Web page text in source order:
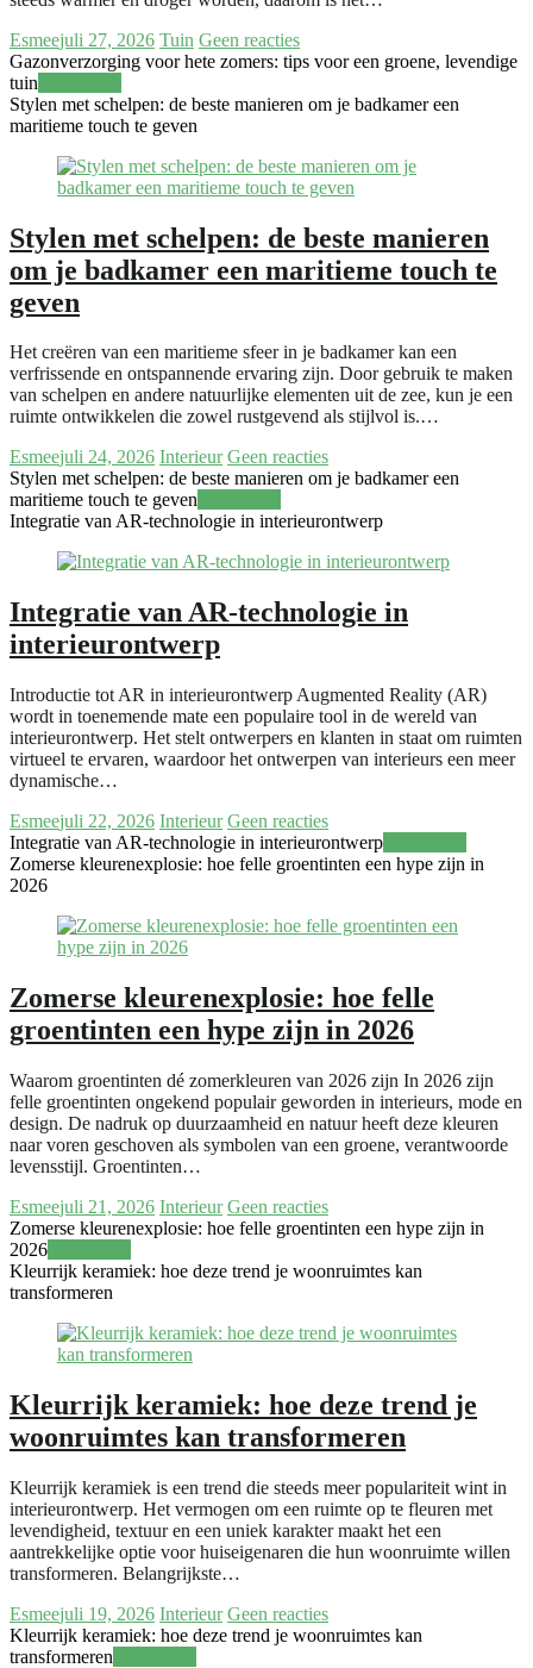
Esmeejuli 27, 2026 Tuin Geen reacties
Gazonverzorging voor hete zomers: tips voor een groene, levendige
tuin
Stylen met schelpen: de beste manieren om je badkamer een
maritieme touch te geven
Stylen met schelpen: de beste manieren
om je badkamer een maritieme touch te
geven
Het creëren van een maritieme sfeer in je badkamer kan een
verfrissende en ontspannende ervaring zijn. Door gebruik te maken
van schelpen en andere natuurlijke elementen uit de zee, kun je een
ruimte ontwikkelen die zowel rustgevend als stijlvol is.…
Esmeejuli 24, 2026 Interieur Geen reacties
Stylen met schelpen: de beste manieren om je badkamer een
maritieme touch te geven
Integratie van AR-technologie in interieurontwerp
Integratie van AR-technologie in
interieurontwerp
Introductie tot AR in interieurontwerp Augmented Reality (AR)
wordt in toenemende mate een populaire tool in de wereld van
interieurontwerp. Het stelt ontwerpers en klanten in staat om ruimten
virtueel te ervaren, waardoor het ontwerpen van interieurs een meer
dynamische…
Esmeejuli 22, 2026 Interieur Geen reacties
Integratie van AR-technologie in interieurontwerp
Zomerse kleurenexplosie: hoe felle groentinten een hype zijn in
2026
Zomerse kleurenexplosie: hoe felle
groentinten een hype zijn in 2026
Waarom groentinten dé zomerkleuren van 2026 zijn In 2026 zijn
felle groentinten ongekend populair geworden in interieurs, mode en
design. De nadruk op duurzaamheid en natuur heeft deze kleuren
naar voren geschoven als symbolen van een groene, verantwoorde
levensstijl. Groentinten…
Esmeejuli 21, 2026 Interieur Geen reacties
Zomerse kleurenexplosie: hoe felle groentinten een hype zijn in
2026
Kleurrijk keramiek: hoe deze trend je woonruimtes kan
transformeren
Kleurrijk keramiek: hoe deze trend je
woonruimtes kan transformeren
Kleurrijk keramiek is een trend die steeds meer populariteit wint in
interieurontwerp. Het vermogen om een ruimte op te fleuren met
levendigheid, textuur en een uniek karakter maakt het een
aantrekkelijke optie voor huiseigenaren die hun woonruimte willen
transformeren. Belangrijkste…
Esmeejuli 19, 2026 Interieur Geen reacties
Kleurrijk keramiek: hoe deze trend je woonruimtes kan
transformeren